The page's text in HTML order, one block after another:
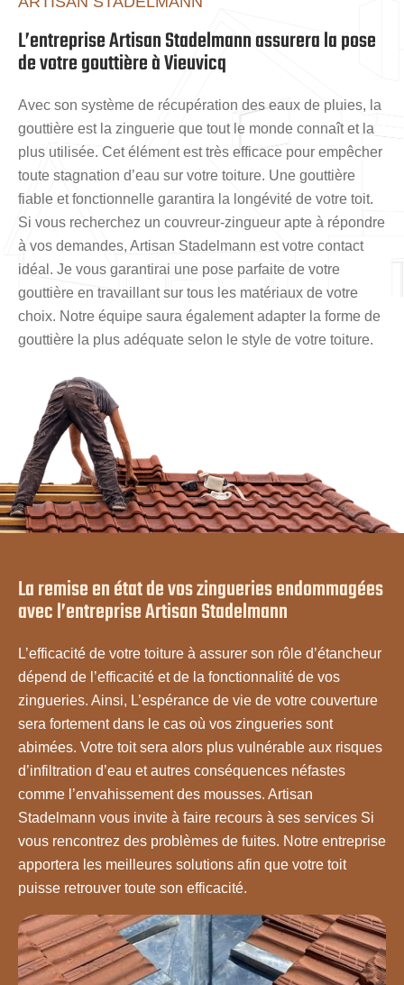
L’entreprise Artisan Stadelmann assurera la pose
de votre gouttière à Vieuvicq
Avec son système de récupération des eaux de pluies, la
gouttière est la zinguerie que tout le monde connaît et la
plus utilisée. Cet élément est très efficace pour empêcher
toute stagnation d’eau sur votre toiture. Une gouttière
fiable et fonctionnelle garantira la longévité de votre toit.
Si vous recherchez un couvreur-zingueur apte à répondre
à vos demandes, Artisan Stadelmann est votre contact
idéal. Je vous garantirai une pose parfaite de votre
gouttière en travaillant sur tous les matériaux de votre
choix. Notre équipe saura également adapter la forme de
gouttière la plus adéquate selon le style de votre toiture.
La remise en état de vos zingueries endommagées
avec l’entreprise Artisan Stadelmann
L’efficacité de votre toiture à assurer son rôle d’étancheur
dépend de l’efficacité et de la fonctionnalité de vos
zingueries. Ainsi, L’espérance de vie de votre couverture
sera fortement dans le cas où vos zingueries sont
abimées. Votre toit sera alors plus vulnérable aux risques
d’infiltration d’eau et autres conséquences néfastes
comme l’envahissement des mousses. Artisan
Stadelmann vous invite à faire recours à ses services Si
vous rencontrez des problèmes de fuites. Notre entreprise
apportera les meilleures solutions afin que votre toit
puisse retrouver toute son efficacité.